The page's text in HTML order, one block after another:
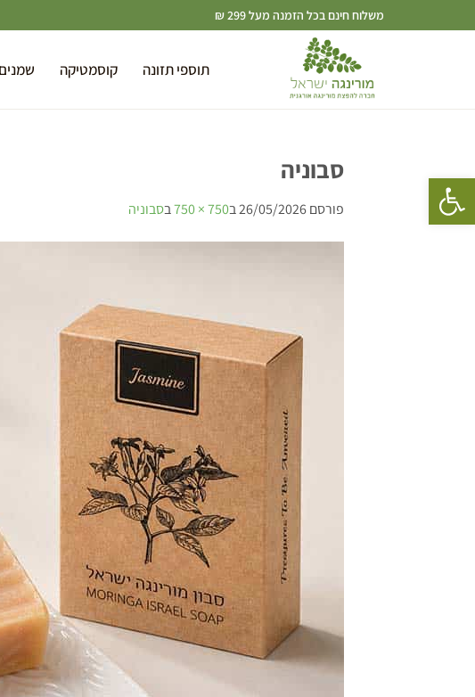
פתח סרגל נגישות
משלוח חינם בכל הזמנה מעל 299 ₪
תוספי תזונה קוסמטיקה
סבוניה
פורסם26/05/2026ב750 × 750 בסבוניה